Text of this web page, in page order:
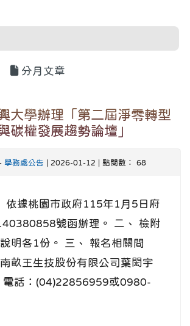
分月文章
大學辦理「第二屆淨零轉型
碳權發展趨勢論壇」
- 學務處公告 | 2026-01-12 | 點閱數： 68
依據桃園市政府115年1月5日府
號函辦理。 二、 檢附
明各1份。 三、 報名相關問
畝王生技股份有限公司葉閎宇
電話：(04)22856959或0980-